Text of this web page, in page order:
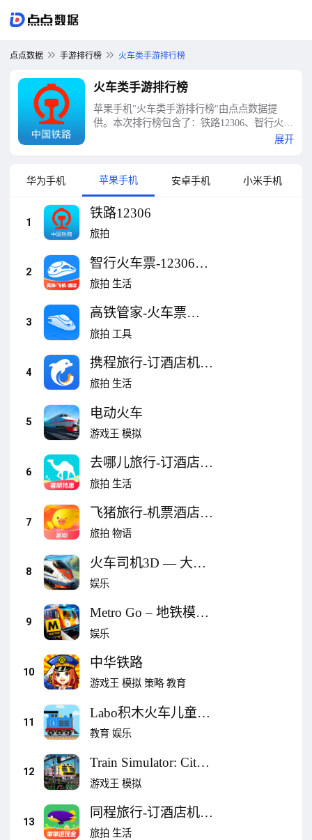
点点数据 手游排行榜 火车类手游排行榜
火车类手游排行榜
苹果手机"火车类手游排行榜"由点点数据提
供。本次排行榜包含了：铁路12306、智行火车
票-12306官网出票、高铁管家-火车票12306出
票酒店火车票门票轻松预订、火车司机3D —
大都会地铁大冒险，飞车到上海城市天际线、
Metro Go – 地铁模拟器、中华铁路等十大火车
类手游排行榜
展开
华为手机 苹果手机 安卓手机 小米手机
1
铁路12306
旅拍
2
智行火车票-12306官
网出票
旅拍 生活
3
高铁管家-火车票
12306出票
旅拍 工具
4
携程旅行-订酒店机票
火车票
旅拍 生活
5
电动火车
游戏王 模拟
6
去哪儿旅行-订酒店机
票火车票
旅拍 生活
7
飞猪旅行-机票酒店火
车票门票轻松预订
旅拍 物语
8
火车司机3D — 大都
会地铁大冒险，飞车
娱乐
9
Metro Go – 地铁模拟
器
娱乐
10
中华铁路
游戏王 模拟 策略 教育
11
Labo积木火车儿童游
戏:学龄前宝宝益智模
教育 娱乐
12
Train Simulator: City
Railroad
游戏王 模拟
13
同程旅行-订酒店机票
火车票,低价打车
旅拍 生活